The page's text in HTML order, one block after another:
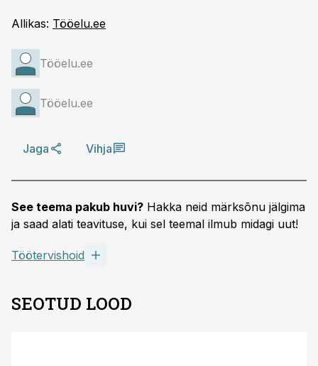
Allikas: Tööelu.ee
Tööelu.ee
Tööelu.ee
Jaga Vihja
See teema pakub huvi? Hakka neid märksõnu jälgima
ja saad alati teavituse, kui sel teemal ilmub midagi uut!
Töötervishoid
SEOTUD LOOD